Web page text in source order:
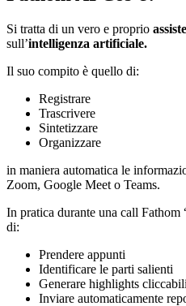
Si tratta di un vero e proprio
sull’intelligenza artificiale.
Il suo compito è quello di:
Registrare
Trascrivere
Sintetizzare
Organizzare
in maniera automatica le
Zoom, Google Meet o Teams.
In pratica durante una call Fathom
di:
Prendere appunti
Identificare le parti salienti
Generare highlights cliccabili
Inviare automaticamente